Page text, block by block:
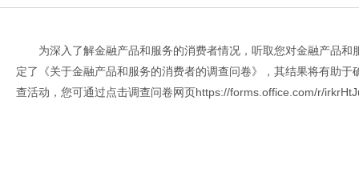
为深入了解金融产品和服务的消费者情况，听取您对金融产品
定了《关于金融产品和服务的消费者的调查问卷》，其结果将有助
查活动，您可通过点击调查问卷网页https://forms.office.com/r/